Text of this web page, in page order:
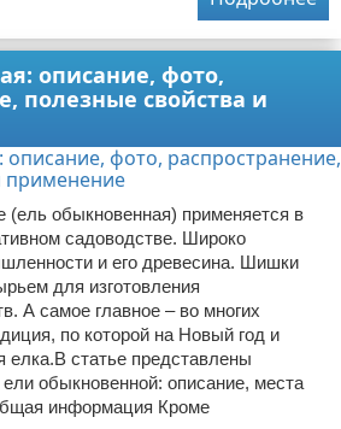
описание, фото,
полезные свойства и
(ель обыкновенная) применяется в
садоводстве. Широко
и его древесина. Шишки
для изготовления
А самое главное – во многих
по которой на Новый год и
елка.В статье представлены
обыкновенной: описание, места
информация Кроме